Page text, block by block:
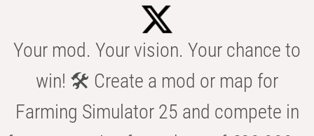
Your mod. Your vision. Your chance to
win! 🛠️ Create a mod or map for
Farming Simulator 25 and compete in